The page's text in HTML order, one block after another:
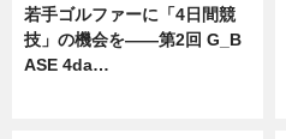
若手ゴルファーに「4日間競
技」の機会を——第2回 G_B
ASE 4da…